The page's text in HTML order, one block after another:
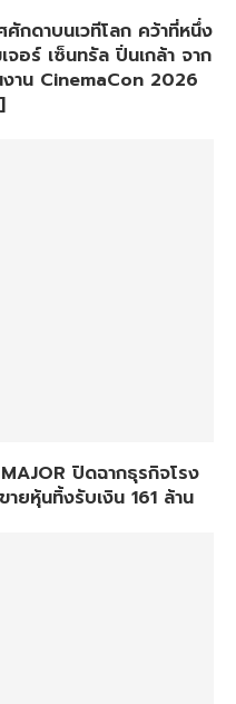
กดาบนเวทีโลก คว้าที่หนึ่ง
อร์ เซ็นทรัล ปิ่นเกล้า จาก
าน CinemaCon 2026
ปิดฉากธุรกิจโรง
ยหุ้นทิ้งรับเงิน 161 ล้าน